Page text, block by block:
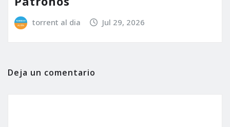
torrent al dia Jul 29, 2026
Deja un comentario